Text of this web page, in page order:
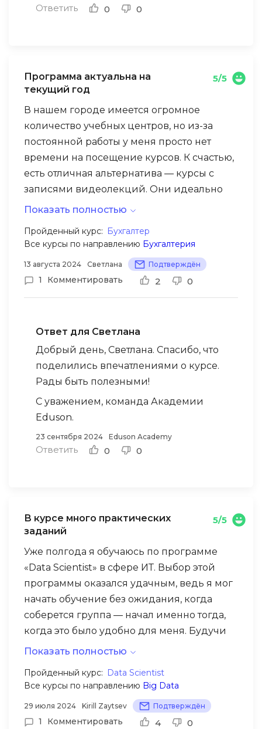
Ответить 0 0
Программа актуальна на
текущий год
5/5
В нашем городе имеется огромное
количество учебных центров, но из-за
постоянной работы у меня просто нет
времени на посещение курсов. К счастью,
есть отличная альтернатива — курсы с
записями видеолекций. Они идеально
подходят для повышения квалификации
текущий год и предназначена как для
начинающих. В ней много теории,
практических заданий, тренажеров и
кейсов.
Показать полностью
Пройденный курс:
Бухгалтер
Все курсы по направлению Бухгалтерия
13 августа 2024 Светлана Подтверждён
1 Комментировать 2 0
Ответ для Светлана
Добрый день, Светлана. Спасибо, что
поделились впечатлениями о курсе.
Рады быть полезными!
С уважением, команда Академии
Eduson.
23 сентября 2024 Eduson Academy
Ответить 0 0
В курсе много практических
заданий
5/5
Уже полгода я обучаюсь по программе
«Data Scientist» в сфере ИТ. Выбор этой
программы оказался удачным, ведь я мог
начать обучение без ожидания, когда
соберется группа — начал именно тогда,
когда это было удобно для меня. Будучи
новичком в ИТ, сначала я не совсем
постепенно разобрался и втянулся в учёбу.
Конечно, кураторы готовы помочь с
любыми сложностями, что действительно
облегчает процесс обучения.
Показать полностью
Пройденный курс:
Data Scientist
Все курсы по направлению Big Data
29 июля 2024 Kirill Zaytsev Подтверждён
1 Комментировать 4 0